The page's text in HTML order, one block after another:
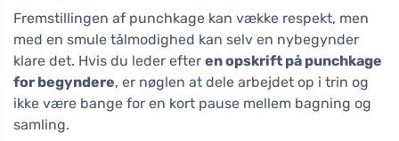
Fremstillingen af punchkage kan vække respekt, men
med en smule tålmodighed kan selv en nybegynder
klare det. Hvis du leder efter en opskrift på punchkage
for begyndere, er nøglen at dele arbejdet op i trin og
ikke være bange for en kort pause mellem bagning og
samling.